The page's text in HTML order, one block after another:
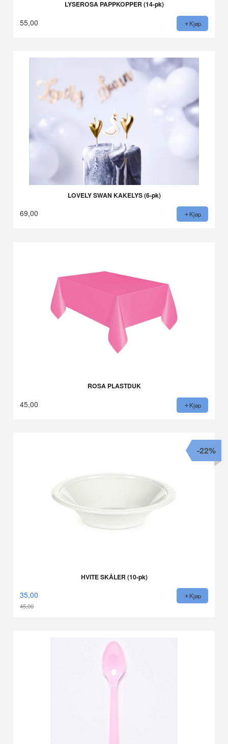
LYSEROSA PAPPKOPPER (14-pk)
55,00 Kjøp
LOVELY SWAN KAKELYS (6-pk)
69,00 Kjøp
ROSA PLASTDUK
45,00 Kjøp
HVITE SKÅLER (10-pk)
35,00
45,00
-22%
Kjøp